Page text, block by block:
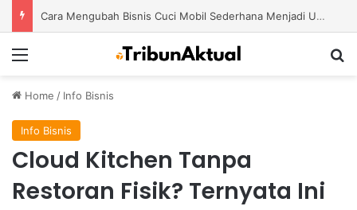
Cara Mengubah Bisnis Cuci Mobil Sederhana Menjadi Usaha Modern dengan Potensi Pertumbuhan Besar
Home / Info Bisnis
Info Bisnis
Cloud Kitchen Tanpa
Restoran Fisik? Ternyata Ini